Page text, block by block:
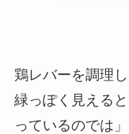
鶏レバーを調理
緑っぽく見える
っているのでは